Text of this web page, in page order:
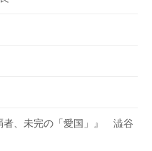
者、未完の「愛国」』 澁谷